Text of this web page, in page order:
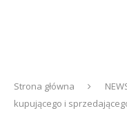
Strona główna
kupującego i